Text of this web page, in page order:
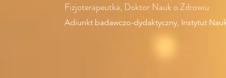
Fizjoterapeutka, Doktor Nauk o Zdrowiu
Adiunkt badawczo-dydaktyczny, Instytut